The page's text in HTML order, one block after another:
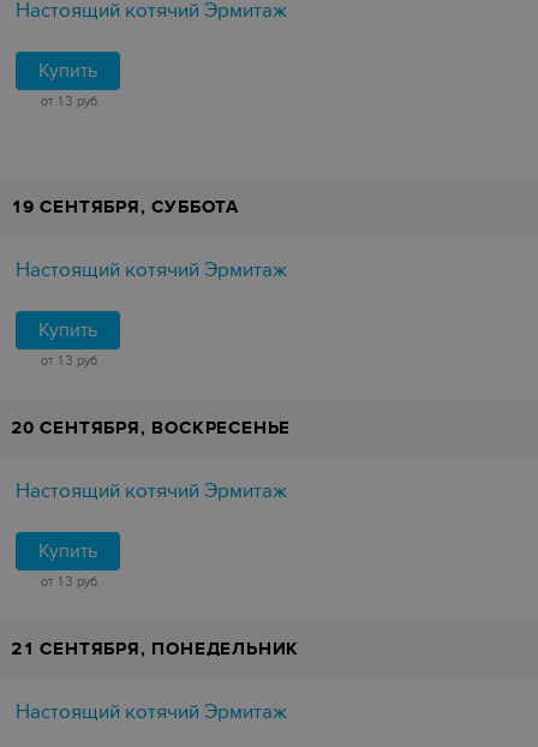
Настоящий котячий Эрмитаж
Купить
от 13 руб.
19 СЕНТЯБРЯ, СУББОТА
Настоящий котячий Эрмитаж
Купить
от 13 руб.
20 СЕНТЯБРЯ, ВОСКРЕСЕНЬЕ
Настоящий котячий Эрмитаж
Купить
от 13 руб.
21 СЕНТЯБРЯ, ПОНЕДЕЛЬНИК
Настоящий котячий Эрмитаж